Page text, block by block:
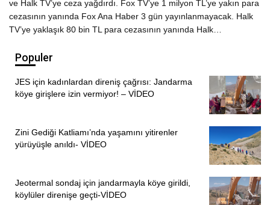
ve Halk TV’ye ceza yağdırdı. Fox TV’ye 1 milyon TL’ye yakın para
cezasının yanında Fox Ana Haber 3 gün yayınlanmayacak. Halk
TV’ye yaklaşık 80 bin TL para cezasının yanında Halk…
Populer
JES için kadınlardan direniş çağrısı: Jandarma
köye girişlere izin vermiyor! – VİDEO
Zini Gediği Katliamı’nda yaşamını yitirenler
yürüyüşle anıldı- VİDEO
Jeotermal sondaj için jandarmayla köye girildi,
köylüler direnişe geçti-VİDEO